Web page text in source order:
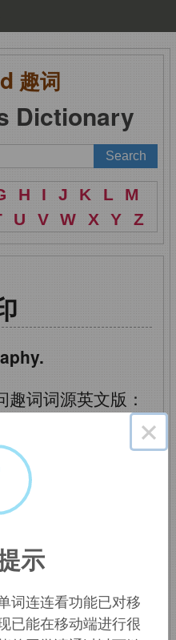
趣词
Dictionary
H I J K L
M
U V W X Y Z
词词源英文版：
复印机；复
通名词的又一例。
Chester F.
于1938年发明了
×
示
词连连看功能已对移
已能在移动端进行很